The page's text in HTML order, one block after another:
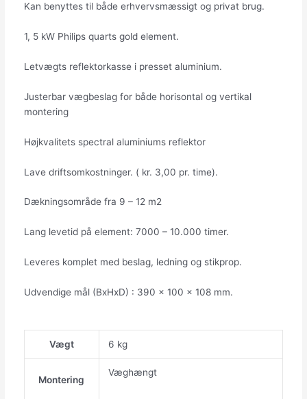
Kan benyttes til både erhvervsmæssigt og privat brug.
1, 5 kW Philips quarts gold element.
Letvægts reflektorkasse i presset aluminium.
Justerbar vægbeslag for både horisontal og vertikal
montering
Højkvalitets spectral aluminiums reflektor
Lave driftsomkostninger. ( kr. 3,00 pr. time).
Dækningsområde fra 9 – 12 m2
Lang levetid på element: 7000 – 10.000 timer.
Leveres komplet med beslag, ledning og stikprop.
Udvendige mål (BxHxD) : 390 x 100 x 108 mm.
Vægt 6 kg
Montering
Væghængt